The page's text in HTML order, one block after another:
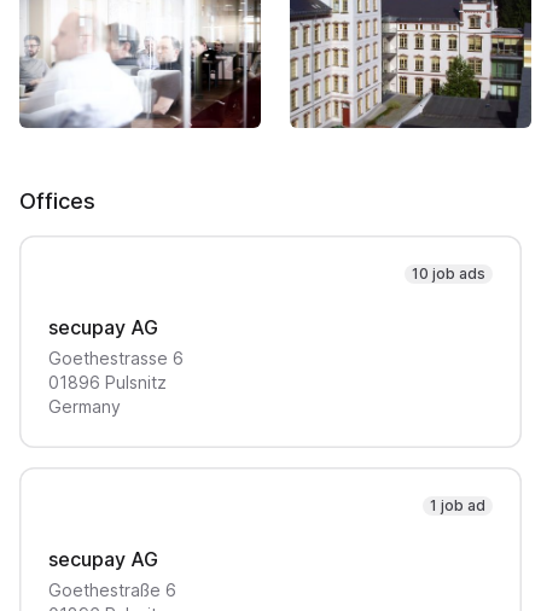
Offices
10 job ads
secupay AG
Goethestrasse 6
01896 Pulsnitz
Germany
1 job ad
secupay AG
Goethestraße 6